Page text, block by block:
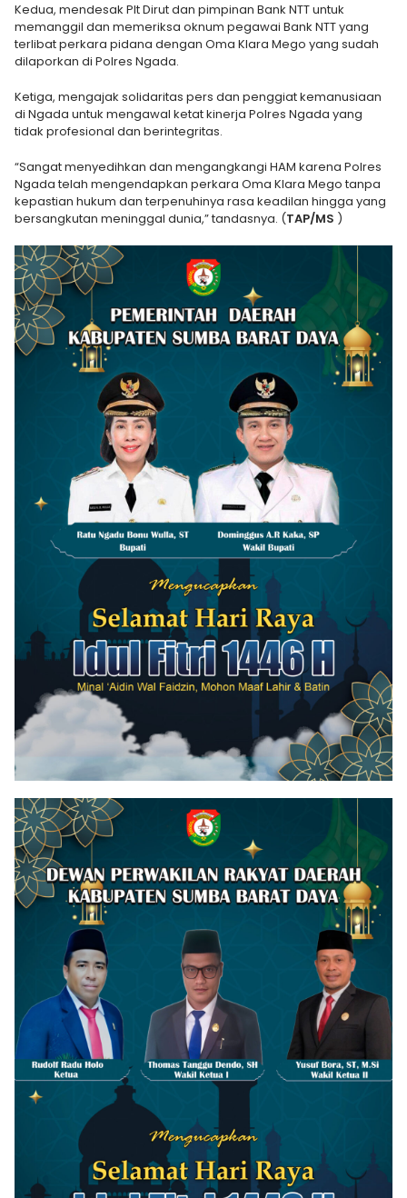
Kedua, mendesak Plt Dirut dan pimpinan Bank NTT untuk
memanggil dan memeriksa oknum pegawai Bank NTT yang
terlibat perkara pidana dengan Oma Klara Mego yang sudah
dilaporkan di Polres Ngada.
Ketiga, mengajak solidaritas pers dan penggiat kemanusiaan
di Ngada untuk mengawal ketat kinerja Polres Ngada yang
tidak profesional dan berintegritas.
“Sangat menyedihkan dan mengangkangi HAM karena Polres
Ngada telah mengendapkan perkara Oma Klara Mego tanpa
kepastian hukum dan terpenuhinya rasa keadilan hingga yang
bersangkutan meninggal dunia,” tandasnya. (TAP/MS )